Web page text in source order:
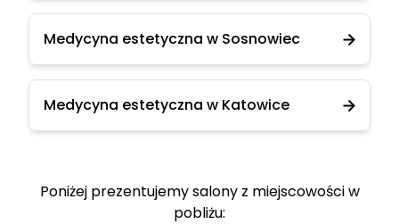
Medycyna estetyczna w Sosnowiec
Medycyna estetyczna w Katowice
Poniżej prezentujemy salony z miejscowości w
pobliżu: